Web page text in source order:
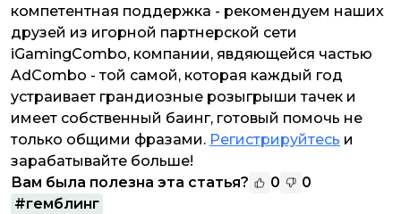
компетентная поддержка - рекомендуем наших
друзей из игорной партнерской сети
iGamingCombo, компании, явдяющейся частью
AdCombo - той самой, которая каждый год
устраивает грандиозные розыгрыши тачек и
имеет собственный баинг, готовый помочь не
только общими фразами. Регистрируйтесь и
зарабатывайте больше!
Вам была полезна эта статья?
0
0
#гемблинг